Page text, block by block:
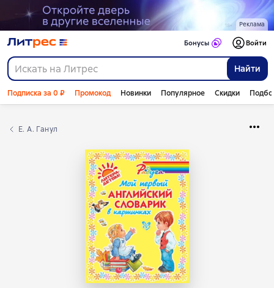
Реклама
Найти
Бонусы Войти
Подписка за 0 ₽ Промокод Новинки Популярное Скидки
Е. А. Ганул